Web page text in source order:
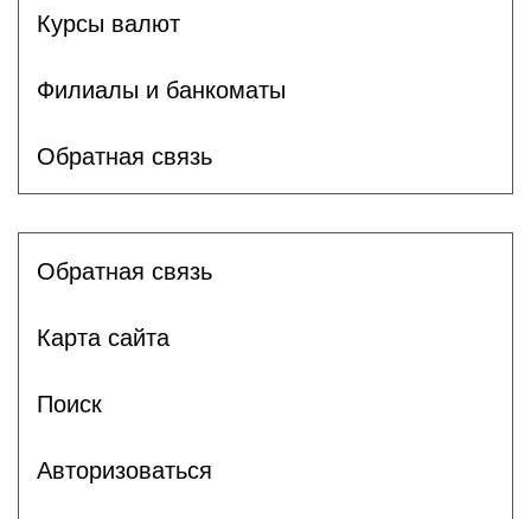
Курсы валют
Филиалы и банкоматы
Обратная связь
Обратная связь
Карта сайта
Поиск
Авторизоваться